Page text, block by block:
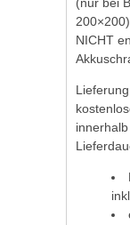
200×200)
NICHT